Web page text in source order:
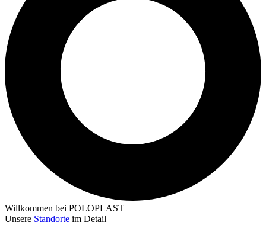
Willkommen bei POLOPLAST
Unsere Standorte im Detail